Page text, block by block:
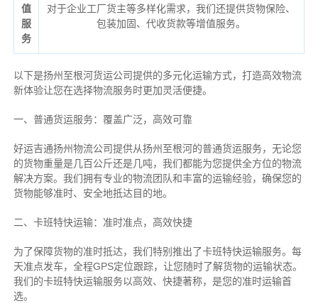
值
服
务
对于企业工厂货主等多样化需求，我们还提供货物保险、
包装加固、代收货款等增值服务。
以下是扬州至根河货运公司提供的多元化运输方式，打造高效物流
新体验让您在选择物流服务时更加灵活便捷。
一、普通货运服务：覆盖广泛，高效可靠
好运吉通扬州物流公司提供从扬州至根河的普通货运服务，无论您
的货物重量是几百公斤还是几吨，我们都能为您提供全方位的物流
解决方案。我们拥有专业的物流团队和丰富的运输经验，确保您的
货物能够准时、安全地抵达目的地。
二、卡班特快运输：准时准点，高效快捷
为了保障货物的准时抵达，我们特别推出了卡班特快运输服务。每
天准点发车，全程GPS定位跟踪，让您随时了解货物的运输状态。
我们的卡班特快运输服务以高效、快捷著称，是您的准时运输首
选。